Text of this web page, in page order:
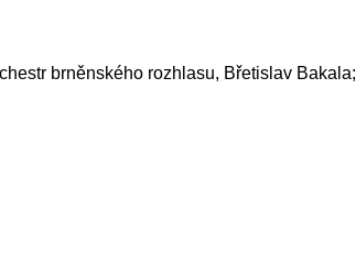
brněnského rozhlasu, Břetislav Bakala;